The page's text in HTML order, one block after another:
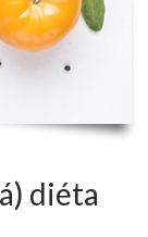
diéta